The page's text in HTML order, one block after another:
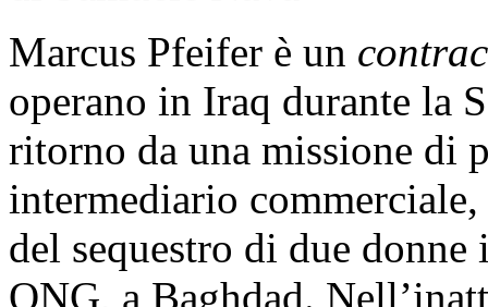
Marcus Pfeifer è un
operano in Iraq durante la
ritorno da una missione di
intermediario
del sequestro di due donne
ONG, a Baghdad.